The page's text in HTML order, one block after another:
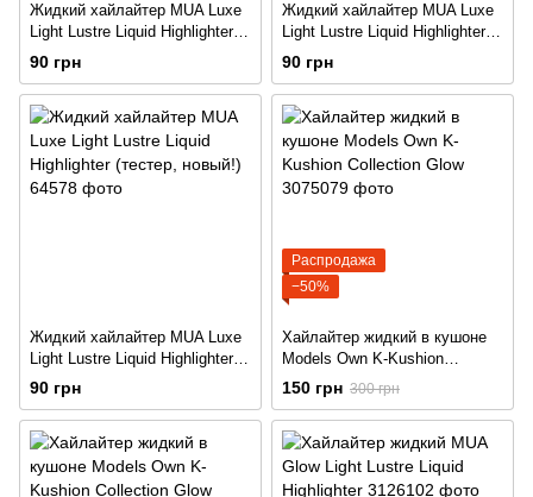
Жидкий хайлайтер MUA Luxe
Light Lustre Liquid Highlighter
(тестер, новый!)
90 грн
Жидкий хайлайтер MUA Luxe
Light Lustre Liquid Highlighter
(тестер, новый!)
90 грн
Жидкий хайлайтер MUA Luxe
Light Lustre Liquid Highlighter
(тестер, новый!)
90 грн
Распродажа
−50%
Хайлайтер жидкий в кушоне
Models Own K-Kushion
Collection Glow
150 грн 300 грн